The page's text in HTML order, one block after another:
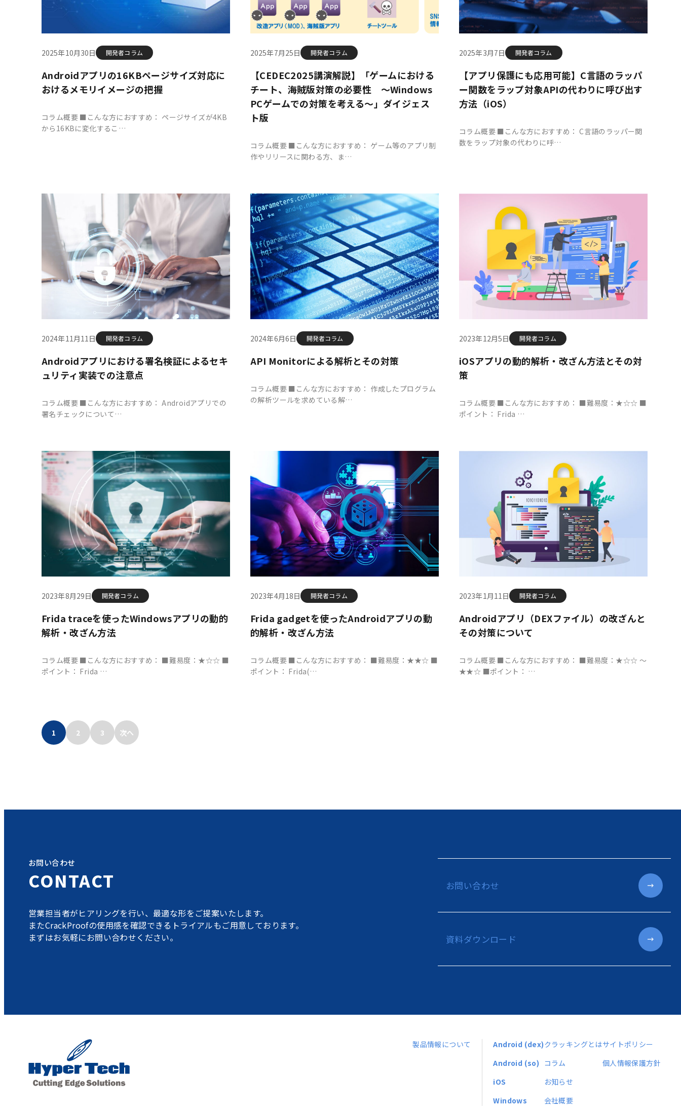
Androidアプリの16KBページサイズ対応に
おけるメモリイメージの把握
コラム概要 ■こんな方におすすめ： ページサイズが4KB
から16KBに変化するこ…
2025年10月30日 開発者コラム
【CEDEC2025講演解説】「ゲームにおける
チート、海賊版対策の必要性 ～Windows
PCゲームでの対策を考える～」ダイジェス
ト版
コラム概要 ■こんな方におすすめ： ゲーム等のアプリ制
作やリリースに関わる方、ま…
2025年7月25日 開発者コラム
【アプリ保護にも応用可能】C言語のラッパ
ー関数をラップ対象APIの代わりに呼び出す
方法（iOS）
コラム概要 ■こんな方におすすめ： C言語のラッパー関
数をラップ対象の代わりに呼…
2025年3月7日 開発者コラム
Androidアプリにおける署名検証によるセキ
ュリティ実装での注意点
コラム概要 ■こんな方におすすめ： Androidアプリでの
署名チェックについて…
2024年11月11日 開発者コラム
API Monitorによる解析とその対策
コラム概要 ■こんな方におすすめ： 作成したプログラム
の解析ツールを求めている解…
2024年6月6日 開発者コラム
iOSアプリの動的解析・改ざん方法とその対
策
コラム概要 ■こんな方におすすめ： ■難易度：★☆☆ ■
ポイント： Frida …
2023年12月5日 開発者コラム
Frida traceを使ったWindowsアプリの動的
解析・改ざん方法
コラム概要 ■こんな方におすすめ： ■難易度：★☆☆ ■
ポイント： Frida …
2023年8月29日 開発者コラム
Frida gadgetを使ったAndroidアプリの動
的解析・改ざん方法
コラム概要 ■こんな方におすすめ： ■難易度：★★☆ ■
ポイント： Frida(…
2023年4月18日 開発者コラム
Androidアプリ（DEXファイル）の改ざんと
その対策について
コラム概要 ■こんな方におすすめ： ■難易度：★☆☆ ～
★★☆ ■ポイント： …
2023年1月11日 開発者コラム
1 2 3 次へ
お問い合わせ
CONTACT
営業担当者がヒアリングを行い、最適な形をご提案いたします。
またCrackProofの使用感を確認できるトライアルもご用意しております。
まずはお気軽にお問い合わせください。
お問い合わせ
資料ダウンロード
製品情報について
Android (dex)
Android (so)
iOS
Windows
クラッキングとは
コラム
お知らせ
会社概要
サイトポリシー
個人情報保護方針